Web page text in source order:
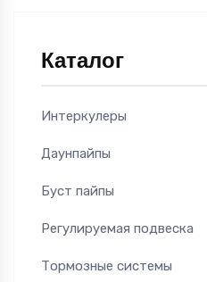
Каталог
Интеркулеры
Даунпайпы
Буст пайпы
Регулируемая подвеска
Тормозные системы